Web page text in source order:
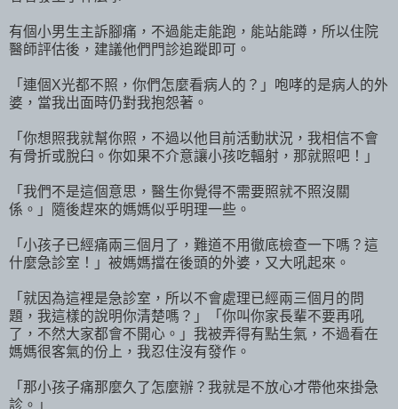
有個小男生主訴腳痛，不過能走能跑，能站能蹲，所以住院
醫師評估後，建議他們門診追蹤即可。
「連個X光都不照，你們怎麼看病人的？」咆哮的是病人的外
婆，當我出面時仍對我抱怨著。
「你想照我就幫你照，不過以他目前活動狀況，我相信不會
有骨折或脫臼。你如果不介意讓小孩吃輻射，那就照吧！」
「我們不是這個意思，醫生你覺得不需要照就不照沒關
係。」隨後趕來的媽媽似乎明理一些。
「小孩子已經痛兩三個月了，難道不用徹底檢查一下嗎？這
什麼急診室！」被媽媽擋在後頭的外婆，又大吼起來。
「就因為這裡是急診室，所以不會處理已經兩三個月的問
題，我這樣的說明你清楚嗎？」「你叫你家長輩不要再吼
了，不然大家都會不開心。」我被弄得有點生氣，不過看在
媽媽很客氣的份上，我忍住沒有發作。
「那小孩子痛那麼久了怎麼辦？我就是不放心才帶他來掛急
診。」